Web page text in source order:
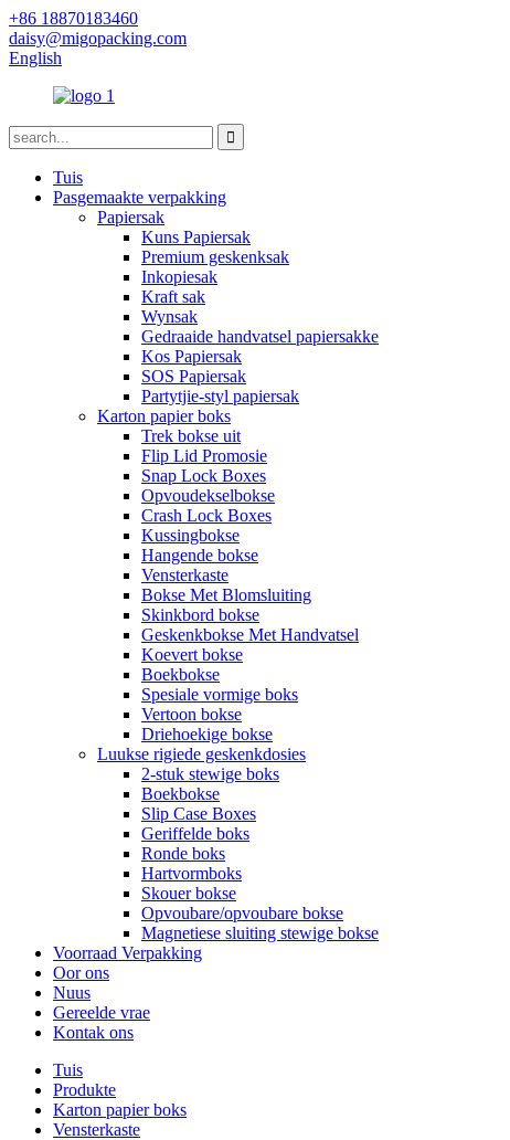
+86 18870183460
daisy@migopacking.com
English
Tuis
Pasgemaakte verpakking
Papiersak
Kuns Papiersak
Premium geskenksak
Inkopiesak
Kraft sak
Wynsak
Gedraaide handvatsel papiersakke
Kos Papiersak
SOS Papiersak
Partytjie-styl papiersak
Karton papier boks
Trek bokse uit
Flip Lid Promosie
Snap Lock Boxes
Opvoudekselbokse
Crash Lock Boxes
Kussingbokse
Hangende bokse
Vensterkaste
Bokse Met Blomsluiting
Skinkbord bokse
Geskenkbokse Met Handvatsel
Koevert bokse
Boekbokse
Spesiale vormige boks
Vertoon bokse
Driehoekige bokse
Luukse rigiede geskenkdosies
2-stuk stewige boks
Boekbokse
Slip Case Boxes
Geriffelde boks
Ronde boks
Hartvormboks
Skouer bokse
Opvoubare/opvoubare bokse
Magnetiese sluiting stewige bokse
Voorraad Verpakking
Oor ons
Nuus
Gereelde vrae
Kontak ons
Tuis
Produkte
Karton papier boks
Vensterkaste